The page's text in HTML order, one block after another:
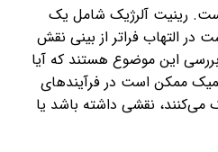
رینیت آلرژیک شامل یک
التهاب فراتر از بینی نقش
این موضوع هستند که آیا
ممکن است در فرآیندهای
می‌کنند، نقشی داشته باشد یا